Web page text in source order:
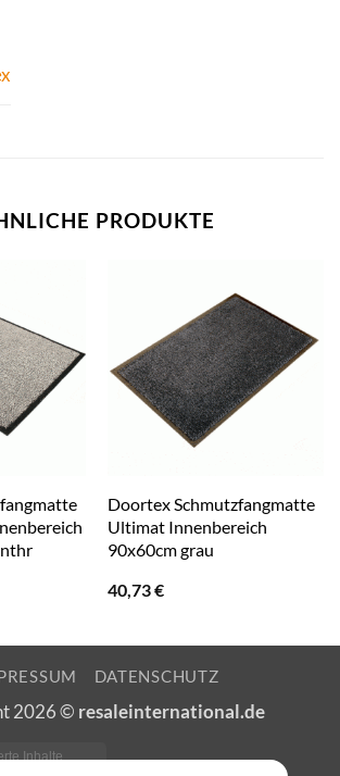
PRODUKTE
Doortex Schmutzfangmatte
Ultimat Innenbereich
90x60cm grau
40,73€
DATENSCHUTZ
2026 © resaleinternational.de